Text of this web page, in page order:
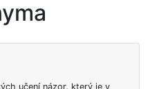
učení názor, který je v